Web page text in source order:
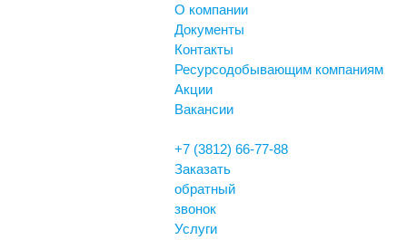
О компании
Документы
Контакты
Ресурсодобывающим компаниям
Акции
Вакансии
+7 (3812) 66-77-88
Заказать
обратный
звонок
Услуги